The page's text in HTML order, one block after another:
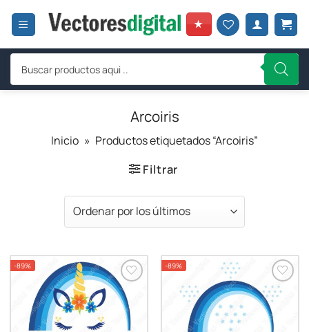
★
Búsqueda
productos
Arcoiris
Inicio » Productos etiquetados “Arcoiris”
Filtrar
-89% -89%